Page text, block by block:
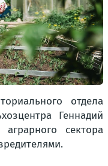
отдела
Геннадий
сектора